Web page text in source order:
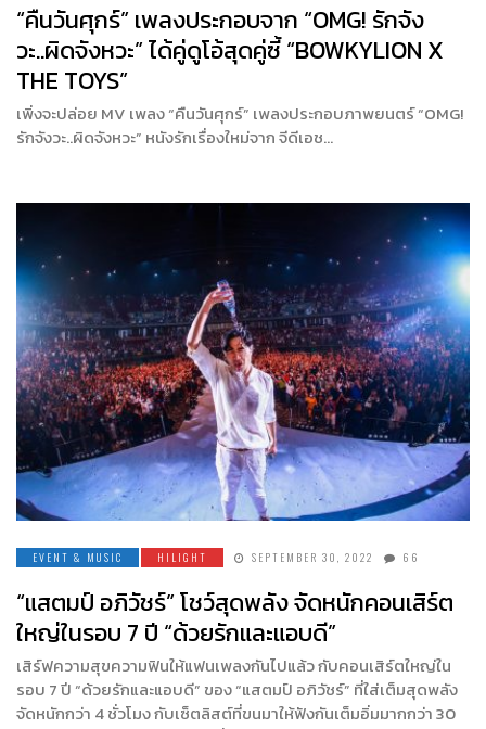
“คืนวันศุกร์” เพลงประกอบจาก “OMG! รักจัง
วะ..ผิดจังหวะ” ได้คู่ดูโอ้สุดคู่ซี้ “BOWKYLION X
THE TOYS”
เพิ่งจะปล่อย MV เพลง “คืนวันศุกร์” เพลงประกอบภาพยนตร์ “OMG!
รักจังวะ..ผิดจังหวะ” หนังรักเรื่องใหม่จาก จีดีเอช…
EVENT & MUSIC HILIGHT SEPTEMBER 30, 2022 66
“แสตมป์ อภิวัชร์” โชว์สุดพลัง จัดหนักคอนเสิร์ต
ใหญ่ในรอบ 7 ปี “ด้วยรักและแอบดี”
เสิร์ฟความสุขความฟินให้แฟนเพลงกันไปแล้ว กับคอนเสิร์ตใหญ่ใน
รอบ 7 ปี “ด้วยรักและแอบดี” ของ “แสตมป์ อภิวัชร์” ที่ใส่เต็มสุดพลัง
จัดหนักกว่า 4 ชั่วโมง กับเซ็ตลิสต์ที่ขนมาให้ฟังกันเต็มอิ่มมากกว่า 30